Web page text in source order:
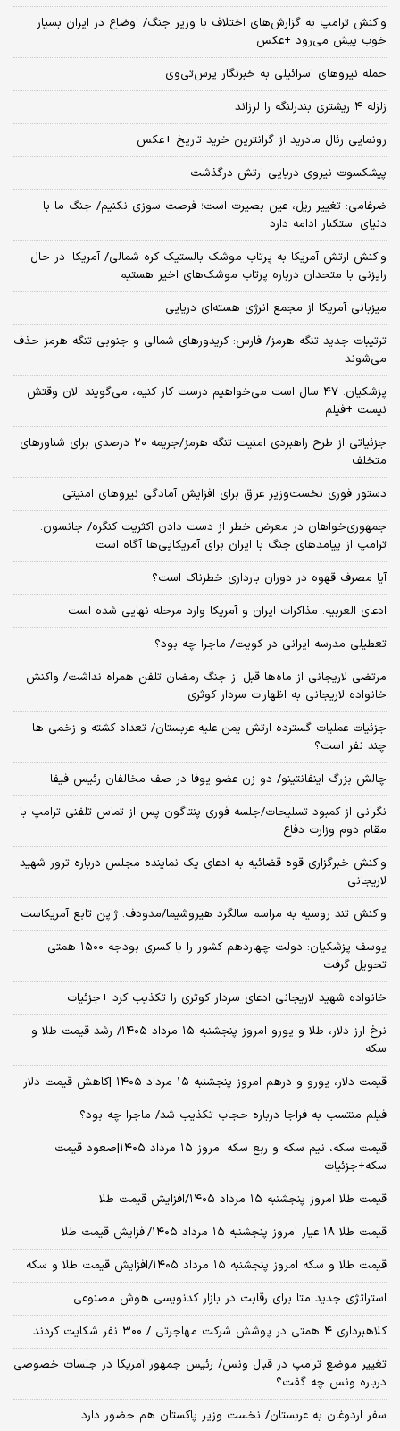
واکنش ترامپ به گزارش‌های اختلاف با وزیر جنگ/ اوضاع در ایران بسیار
خوب پیش می‌رود +عکس
حمله نیروهای اسرائیلی به خبرنگار پرس‌تی‌وی
زلزله ۴ ریشتری بندرلنگه را لرزاند
رونمایی رئال مادرید از گرانترین خرید تاریخ +عکس
پیشکسوت نیروی دریایی ارتش درگذشت
ضرغامی: تغییر ریل، عین بصیرت است؛ فرصت سوزی نکنیم/ جنگ ما با
دنیای استکبار ادامه دارد
واکنش ارتش آمریکا به پرتاب موشک بالستیک کره شمالی/ آمریکا: در حال
رایزنی با متحدان درباره پرتاب موشک‌های اخیر هستیم
میزبانی آمریکا از مجمع انرژی هسته‌ای دریایی
ترتیبات جدید تنگه هرمز/ فارس: کریدورهای شمالی و جنوبی تنگه هرمز حذف
می‌شوند
پزشکیان: ۴۷ سال است می‌خواهیم درست کار کنیم، می‌گویند الان وقتش
نیست +فیلم
جزئیاتی از طرح راهبردی امنیت تنگه هرمز/جریمه ۲۰ درصدی برای شناورهای
متخلف
دستور فوری نخست‌وزیر عراق برای افزایش آمادگی نیروهای امنیتی
جمهوری‌خواهان در معرض خطر از دست دادن اکثریت کنگره/ جانسون:
ترامپ از پیامدهای جنگ با ایران برای آمریکایی‌ها آگاه است
آیا مصرف قهوه در دوران بارداری خطرناک است؟
ادعای العربیه: مذاکرات ایران و آمریکا وارد مرحله نهایی شده است
تعطیلی مدرسه ایرانی در کویت/ ماجرا چه بود؟
مرتضی لاریجانی از ماه‌ها قبل از جنگ رمضان تلفن همراه نداشت/ واکنش
خانواده لاریجانی به اظهارات سردار کوثری
جزئیات عملیات گسترده ارتش یمن علیه عربستان/ تعداد کشته و زخمی ها
چند نفر است؟
چالش بزرگ اینفانتینو/ دو زن عضو یوفا در صف مخالفان رئیس فیفا
نگرانی از کمبود تسلیحات/جلسه فوری پنتاگون پس از تماس تلفنی ترامپ با
مقام دوم وزارت دفاع
واکنش خبرگزاری قوه قضائیه به ادعای یک نماینده مجلس درباره ترور شهید
لاریجانی
واکنش تند روسیه به مراسم سالگرد هیروشیما/مدودف: ژاپن تابع آمریکاست
یوسف پزشکیان: دولت چهاردهم کشور را با کسری بودجه ۱۵۰۰ همتی
تحویل گرفت
خانواده شهید لاریجانی ادعای سردار کوثری را تکذیب کرد +جزئیات
نرخ ارز دلار، طلا و یورو امروز پنجشنبه ۱۵ مرداد ۱۴۰۵/ رشد قیمت طلا و
سکه
قیمت دلار، یورو و درهم امروز پنجشنبه ۱۵ مرداد ۱۴۰۵ |کاهش قیمت دلار
فیلم منتسب به فراجا درباره حجاب تکذیب شد/ ماجرا چه بود؟
قیمت سکه، نیم سکه و ربع سکه امروز ۱۵ مرداد ۱۴۰۵|صعود قیمت
سکه+جزئیات
قیمت طلا امروز پنجشنبه ۱۵ مرداد ۱۴۰۵/افزایش قیمت طلا
قیمت طلا ۱۸ عیار امروز پنجشنبه ۱۵ مرداد ۱۴۰۵/افزایش قیمت طلا
قیمت طلا و سکه امروز پنجشنبه ۱۵ مرداد ۱۴۰۵/افزایش قیمت طلا و سکه
استراتژی جدید متا برای رقابت در بازار کدنویسی هوش مصنوعی
کلاهبرداری ۴ همتی در پوشش شرکت مهاجرتی / ۳۰۰ نفر شکایت کردند
تغییر موضع ترامپ در قبال ونس/ رئیس جمهور آمریکا در جلسات خصوصی
درباره ونس چه گفت؟
سفر اردوغان به عربستان/ نخست وزیر پاکستان هم حضور دارد